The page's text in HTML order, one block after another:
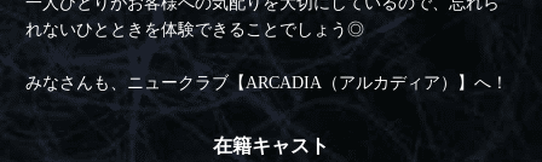
れないひとときを体験できることでしょう◎
みなさんも、ニュークラブ【ARCADIA（アルカディア）】へ！
在籍キャスト